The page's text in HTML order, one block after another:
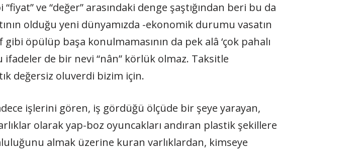
ve “değer” arasındaki denge şaştığından beri bu da
olduğu yeni dünyamızda -ekonomik durumu vasatın
öpülüp başa konulmamasının da pek alâ ‘çok pahalı
de bir nevi “nân” körlük olmaz. Taksitle
değersiz oluverdi bizim için.
işlerini gören, iş gördüğü ölçüde bir şeye yarayan,
olarak yap-boz oyuncakları andıran plastik şekillere
almak üzerine kuran varlıklardan, kimseye